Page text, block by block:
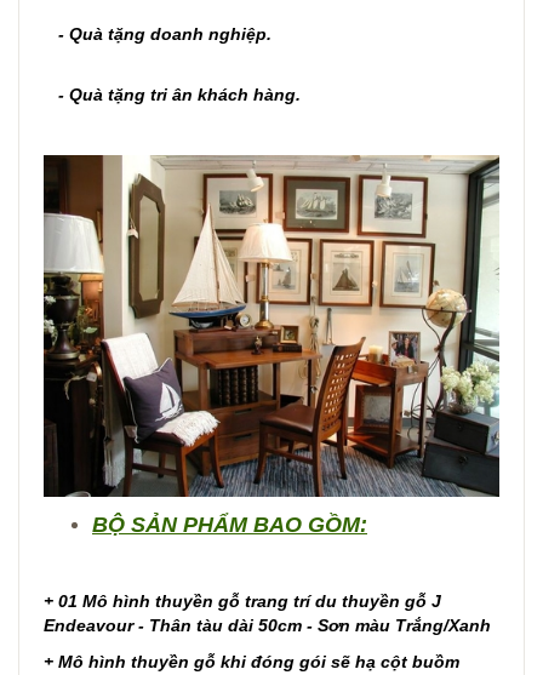
- Quà tặng doanh nghiệp.
- Quà tặng tri ân khách hàng.
BỘ SẢN PHẨM BAO GỒM:
+ 01 Mô hình thuyền gỗ trang trí du thuyền gỗ J
Endeavour - Thân tàu dài 50cm - Sơn màu Trắng/Xanh
+ Mô hình thuyền gỗ khi đóng gói sẽ hạ cột buồm